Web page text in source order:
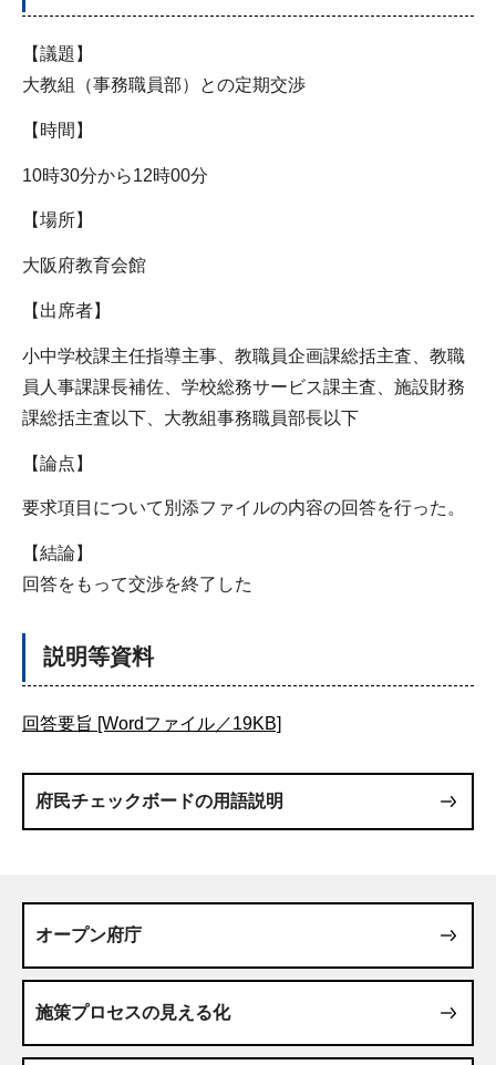
【議題】
大教組（事務職員部）との定期交渉
【時間】
10時30分から12時00分
【場所】
大阪府教育会館
【出席者】
小中学校課主任指導主事、教職員企画課総括主査、教職
員人事課課長補佐、学校総務サービス課主査、施設財務
課総括主査以下、大教組事務職員部長以下
【論点】
要求項目について別添ファイルの内容の回答を行った。
【結論】
回答をもって交渉を終了した
説明等資料
回答要旨 [Wordファイル／19KB]
府民チェックボードの用語説明
オープン府庁
施策プロセスの見える化